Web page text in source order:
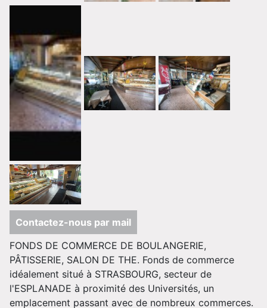
Contactez-nous par mail
FONDS DE COMMERCE DE BOULANGERIE,
PÂTISSERIE, SALON DE THE. Fonds de commerce
idéalement situé à STRASBOURG, secteur de
l'ESPLANADE à proximité des Universités, un
emplacement passant avec de nombreux commerces.